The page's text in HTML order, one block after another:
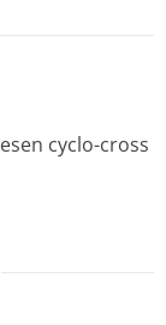
cyclo-cross